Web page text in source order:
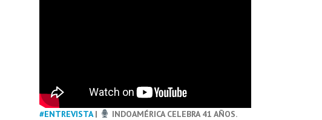
#ENTREVISTA|
INDOAMÉRICA CELEBRA 41 AÑOS.